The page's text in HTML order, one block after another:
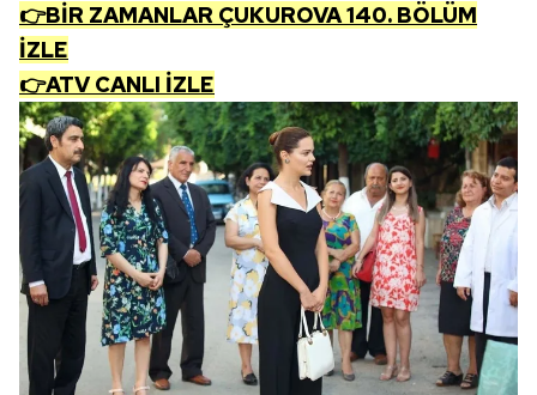
👉BİR ZAMANLAR ÇUKUROVA 140. BÖLÜM
İZLE
👉ATV CANLI İZLE